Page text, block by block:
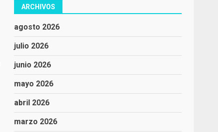
ARCHIVOS
agosto 2026
julio 2026
junio 2026
mayo 2026
abril 2026
marzo 2026